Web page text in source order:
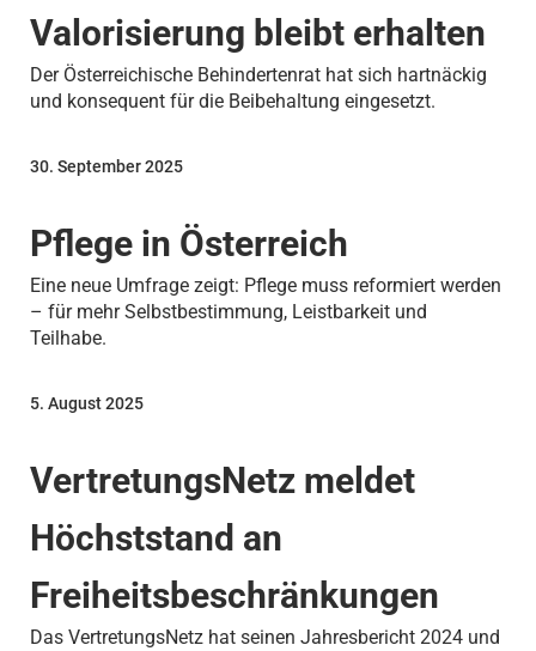
Valorisierung bleibt erhalten
Der Österreichische Behindertenrat hat sich hartnäckig
und konsequent für die Beibehaltung eingesetzt.
Pflege in Österreich
30. September 2025
Eine neue Umfrage zeigt: Pflege muss reformiert werden
– für mehr Selbstbestimmung, Leistbarkeit und
Teilhabe.
VertretungsNetz meldet
Höchststand an
Freiheitsbeschränkungen
5. August 2025
Das VertretungsNetz hat seinen Jahresbericht 2024 und